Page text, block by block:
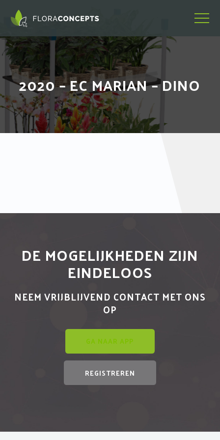
2020 – EC MARIAN – DINO
DE MOGELIJKHEDEN ZIJN
EINDELOOS
NEEM VRIJBLIJVEND CONTACT MET ONS
OP
GA NAAR APP
REGISTREREN